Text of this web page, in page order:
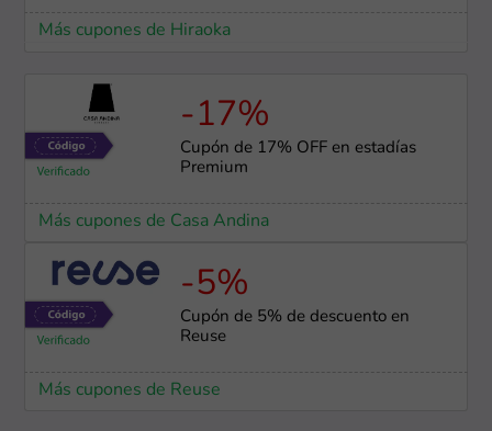
Más cupones de Hiraoka
-17%
Cupón de 17% OFF en estadías
Premium
Más cupones de Casa Andina
-5%
Cupón de 5% de descuento en
Reuse
Más cupones de Reuse